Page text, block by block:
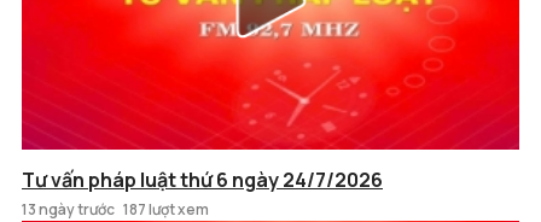
Tư vấn pháp luật thứ 6 ngày 24/7/2026
13 ngày trước 187 lượt xem